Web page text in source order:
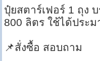
ปุ๋ยสตาร์เฟอร์ 1 ถุง
800 ลิตร ใช้ได้ประ
📌สั่งซื้อ สอบถาม